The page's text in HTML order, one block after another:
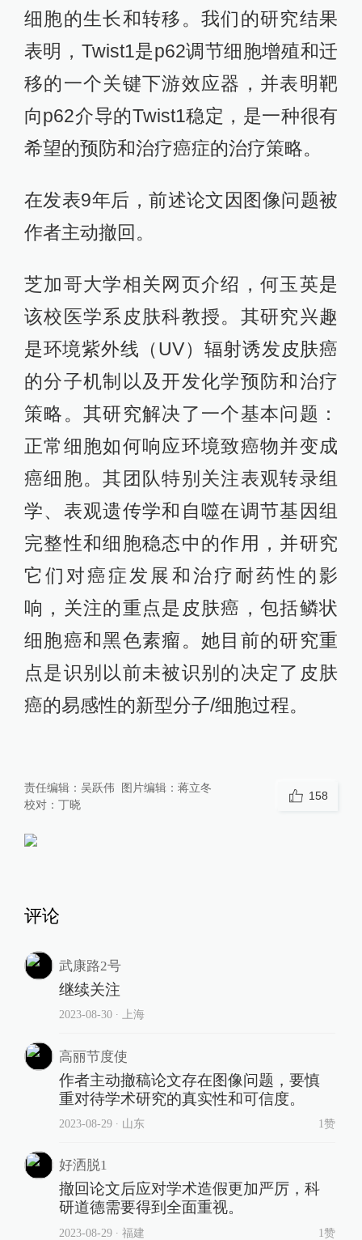
细胞的生长和转移。我们的研究结果
表明，Twist1是p62调节细胞增殖和迁
移的一个关键下游效应器，并表明靶
向p62介导的Twist1稳定，是一种很有
希望的预防和治疗癌症的治疗策略。
在发表9年后，前述论文因图像问题被
作者主动撤回。
芝加哥大学相关网页介绍，何玉英是
该校医学系皮肤科教授。其研究兴趣
是环境紫外线（UV）辐射诱发皮肤癌
的分子机制以及开发化学预防和治疗
策略。其研究解决了一个基本问题：
正常细胞如何响应环境致癌物并变成
癌细胞。其团队特别关注表观转录组
学、表观遗传学和自噬在调节基因组
完整性和细胞稳态中的作用，并研究
它们对癌症发展和治疗耐药性的影
响，关注的重点是皮肤癌，包括鳞状
细胞癌和黑色素瘤。她目前的研究重
点是识别以前未被识别的决定了皮肤
癌的易感性的新型分子/细胞过程。
责任编辑： 吴跃伟 图片编辑： 蒋立冬
校对： 丁晓
158
评论
武康路2号
继续关注
2023-08-30∙ 上海
高丽节度使
作者主动撤稿论文存在图像问题，要慎
重对待学术研究的真实性和可信度。
2023-08-29∙ 山东 1赞
好洒脱1
撤回论文后应对学术造假更加严厉，科
研道德需要得到全面重视。
2023-08-29∙ 福建 1赞